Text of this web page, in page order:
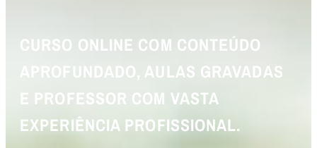
CURSO ONLINE COM CONTEÚDO
APROFUNDADO, AULAS GRAVADAS
E PROFESSOR COM VASTA
EXPERIÊNCIA PROFISSIONAL.